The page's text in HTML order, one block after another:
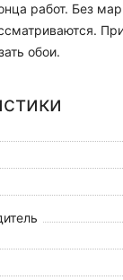
работ. Без
обои.